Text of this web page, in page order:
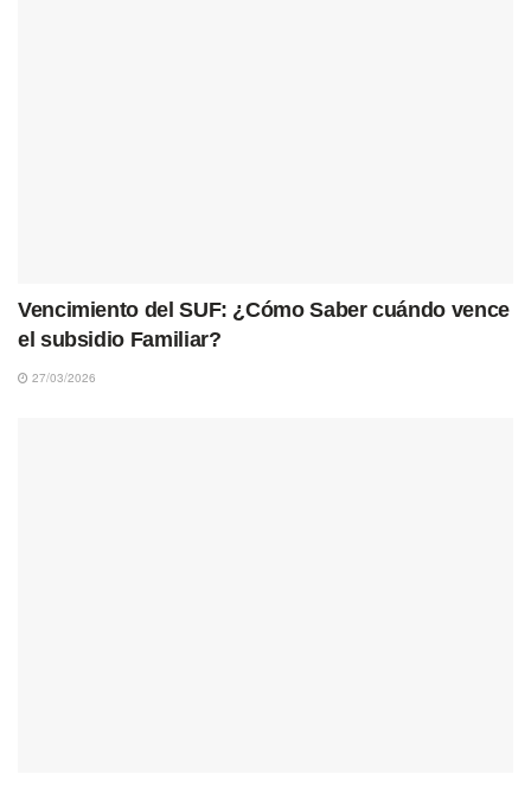
Vencimiento del SUF: ¿Cómo Saber cuándo vence
el subsidio Familiar?
27/03/2026